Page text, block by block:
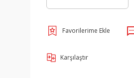
Karşılaştır